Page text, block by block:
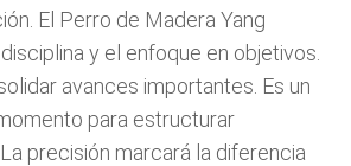
El Perro de Madera Yang
y el enfoque en objetivos.
avances importantes. Es un
para estructurar
precisión marcará la diferencia